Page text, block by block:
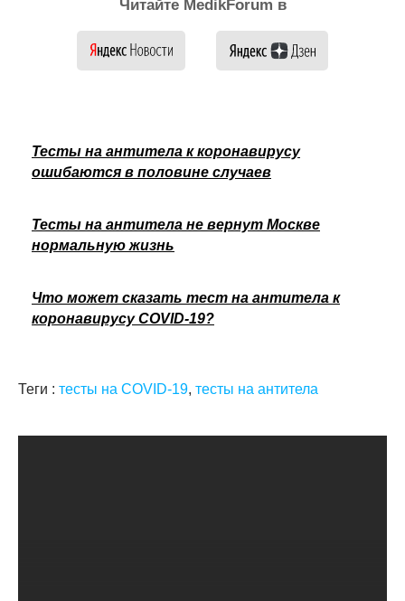
Читайте MedikForum в
Тесты на антитела к коронавирусу
ошибаются в половине случаев
Тесты на антитела не вернут Москве
нормальную жизнь
Что может сказать тест на антитела к
коронавирусу COVID-19?
Теги : тесты на COVID-19, тесты на антитела